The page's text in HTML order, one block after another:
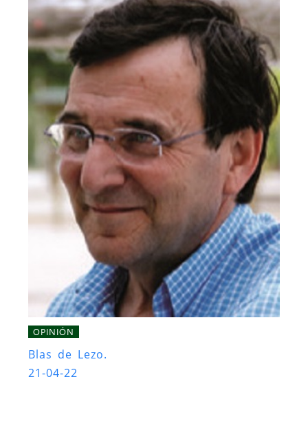
OPINIÓN
Blas de Lezo.
21-04-22